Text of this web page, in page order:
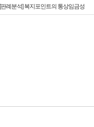
[판례분석] 복지포인트의 통상임금성